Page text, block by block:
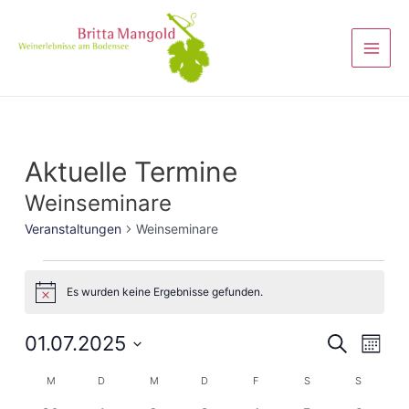
Aktuelle Termine
Weinseminare
Veranstaltungen Weinseminare
HinweisEs wurden keine Ergebnisse gefunden.
Suche
und
SucheMonat
01.07.2025
Kalender
M D M D F S S